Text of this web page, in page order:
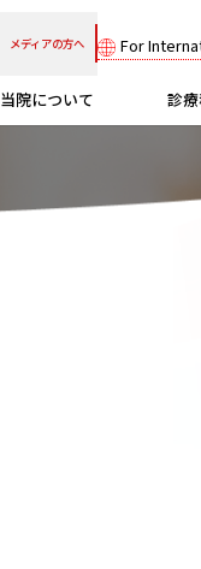
メディアの方へ For
当院について 診